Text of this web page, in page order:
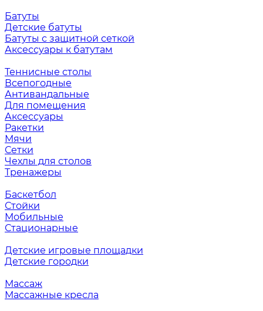
Батуты
Детские батуты
Батуты с защитной сеткой
Аксессуары к батутам
Теннисные столы
Всепогодные
Антивандальные
Для помещения
Аксессуары
Ракетки
Мячи
Сетки
Чехлы для столов
Тренажеры
Баскетбол
Стойки
Мобильные
Стационарные
Детские игровые площадки
Детские городки
Массаж
Массажные кресла